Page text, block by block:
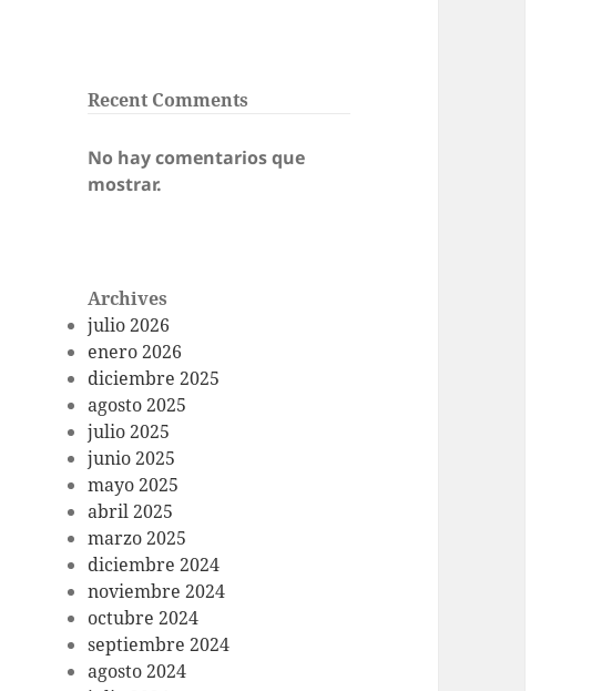
Recent Comments
No hay comentarios que
mostrar.
Archives
julio 2026
enero 2026
diciembre 2025
agosto 2025
julio 2025
junio 2025
mayo 2025
abril 2025
marzo 2025
diciembre 2024
noviembre 2024
octubre 2024
septiembre 2024
agosto 2024